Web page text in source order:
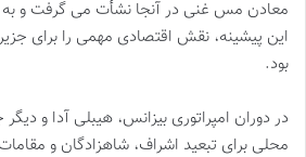
معادن مس غنی در آنجا نشأت می گرفت و
این پیشینه، نقش اقتصادی مهمی را برای
بود.
در دوران امپراتوری بیزانس، هیبلی آدا و
محلی برای تبعید اشراف، شاهزادگان و مقامات